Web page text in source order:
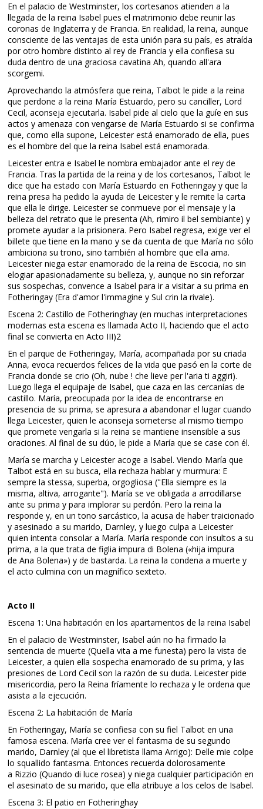
En el palacio de Westminster, los cortesanos atienden a la
llegada de la reina Isabel pues el matrimonio debe reunir las
coronas de Inglaterra y de Francia. En realidad, la reina, aunque
consciente de las ventajas de esta unión para su país, es atraída
por otro hombre distinto al rey de Francia y ella confiesa su
duda dentro de una graciosa cavatina Ah, quando all'ara
scorgemi.
Aprovechando la atmósfera que reina, Talbot le pide a la reina
que perdone a la reina María Estuardo, pero su canciller, Lord
Cecil, aconseja ejecutarla. Isabel pide al cielo que la guíe en sus
actos y amenaza con vengarse de María Estuardo si se confirma
que, como ella supone, Leicester está enamorado de ella, pues
es el hombre del que la reina Isabel está enamorada.
Leicester entra e Isabel le nombra embajador ante el rey de
Francia. Tras la partida de la reina y de los cortesanos, Talbot le
dice que ha estado con María Estuardo en Fotheringay y que la
reina presa ha pedido la ayuda de Leicester y le remite la carta
que ella le dirige. Leicester se conmueve por el mensaje y la
belleza del retrato que le presenta (Ah, rimiro il bel sembiante) y
promete ayudar a la prisionera. Pero Isabel regresa, exige ver el
billete que tiene en la mano y se da cuenta de que María no sólo
ambiciona su trono, sino también al hombre que ella ama.
Leicester niega estar enamorado de la reina de Escocia, no sin
elogiar apasionadamente su belleza, y, aunque no sin reforzar
sus sospechas, convence a Isabel para ir a visitar a su prima en
Fotheringay (Era d'amor l'immagine y Sul crin la rivale).
Escena 2: Castillo de Fotheringhay (en muchas interpretaciones
modernas esta escena es llamada Acto II, haciendo que el acto
final se convierta en Acto III)2​
En el parque de Fotheringay, María, acompañada por su criada
Anna, evoca recuerdos felices de la vida que pasó en la corte de
Francia donde se crio (Oh, nube ! che lieve per l'aria ti aggiri).
Luego llega el equipaje de Isabel, que caza en las cercanías de
castillo. María, preocupada por la idea de encontrarse en
presencia de su prima, se apresura a abandonar el lugar cuando
llega Leicester, quien le aconseja someterse al mismo tiempo
que promete vengarla si la reina se mantiene insensible a sus
oraciones. Al final de su dúo, le pide a María que se case con él.
María se marcha y Leicester acoge a Isabel. Viendo María que
Talbot está en su busca, ella rechaza hablar y murmura: E
sempre la stessa, superba, orgogliosa ("Ella siempre es la
misma, altiva, arrogante"). María se ve obligada a arrodillarse
ante su prima y para implorar su perdón. Pero la reina la
responde y, en un tono sarcástico, la acusa de haber traicionado
y asesinado a su marido, Darnley, y luego culpa a Leicester
quien intenta consolar a María. María responde con insultos a su
prima, a la que trata de figlia impura di Bolena («hija impura
de Ana Bolena») y de bastarda. La reina la condena a muerte y
el acto culmina con un magnífico sexteto.
Acto II
Escena 1: Una habitación en los apartamentos de la reina Isabel
En el palacio de Westminster, Isabel aún no ha firmado la
sentencia de muerte (Quella vita a me funesta) pero la vista de
Leicester, a quien ella sospecha enamorado de su prima, y las
presiones de Lord Cecil son la razón de su duda. Leicester pide
misericordia, pero la Reina fríamente lo rechaza y le ordena que
asista a la ejecución.
Escena 2: La habitación de María
En Fotheringay, María se confiesa con su fiel Talbot en una
famosa escena. María cree ver el fantasma de su segundo
marido, Darnley (al que el libretista llama Arrigo): Delle mie colpe
lo squallido fantasma. Entonces recuerda dolorosamente
a Rizzio (Quando di luce rosea) y niega cualquier participación en
el asesinato de su marido, que ella atribuye a los celos de Isabel.
Escena 3: El patio en Fotheringhay